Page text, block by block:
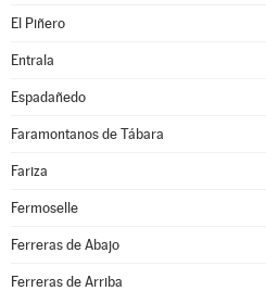
El Piñero
Entrala
Espadañedo
Faramontanos de Tábara
Fariza
Fermoselle
Ferreras de Abajo
Ferreras de Arriba